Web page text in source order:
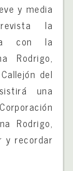
y media
la
con la
Rodrigo,
del
una
Rodrigo,
y recordar